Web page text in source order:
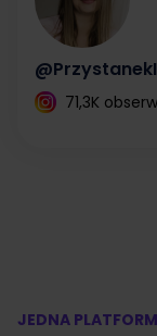
71,3K
JEDNA